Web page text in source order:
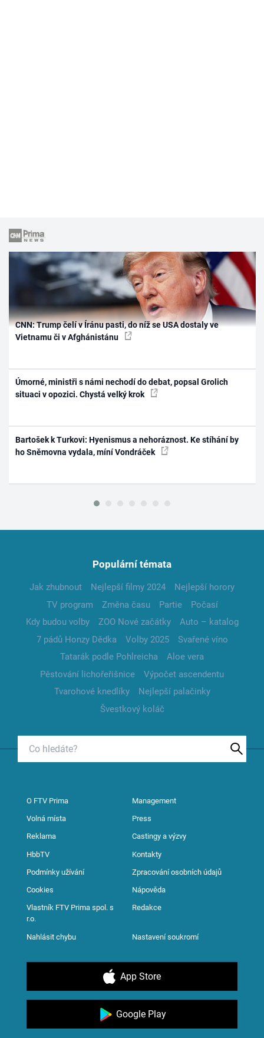
CNN: Trump čelí v Íránu pasti, do níž se USA dostaly ve
Vietnamu či v Afghánistánu
Úmorné, ministři s námi nechodí do debat, popsal Grolich
situaci v opozici. Chystá velký krok
Bartošek k Turkovi: Hyenismus a nehoráznost. Ke stíhání by
ho Sněmovna vydala, míní Vondráček
Populární témata
Jak zhubnout Nejlepší filmy 2024
Nejlepší horory
TV program
Změna času Partie
Počasí
Kdy budou volby
ZOO Nové začátky
Auto – katalog
7 pádů Honzy Dědka
Volby 2025
Svařené víno
Tatarák podle Pohlreicha
Aloe vera
Pěstování lichořeřišnice
Výpočet ascendentu
Tvarohové knedlíky
Nejlepší palačinky
Švestkový koláč
O FTV Prima Management
Volná místa Press
Reklama Castingy a výzvy
HbbTV Kontakty
Podmínky užívání Zpracování osobních údajů
Cookies Nápověda
Vlastník FTV Prima spol. s
r.o.
Redakce
Nahlásit chybu Nastavení soukromí
App Store
Google Play